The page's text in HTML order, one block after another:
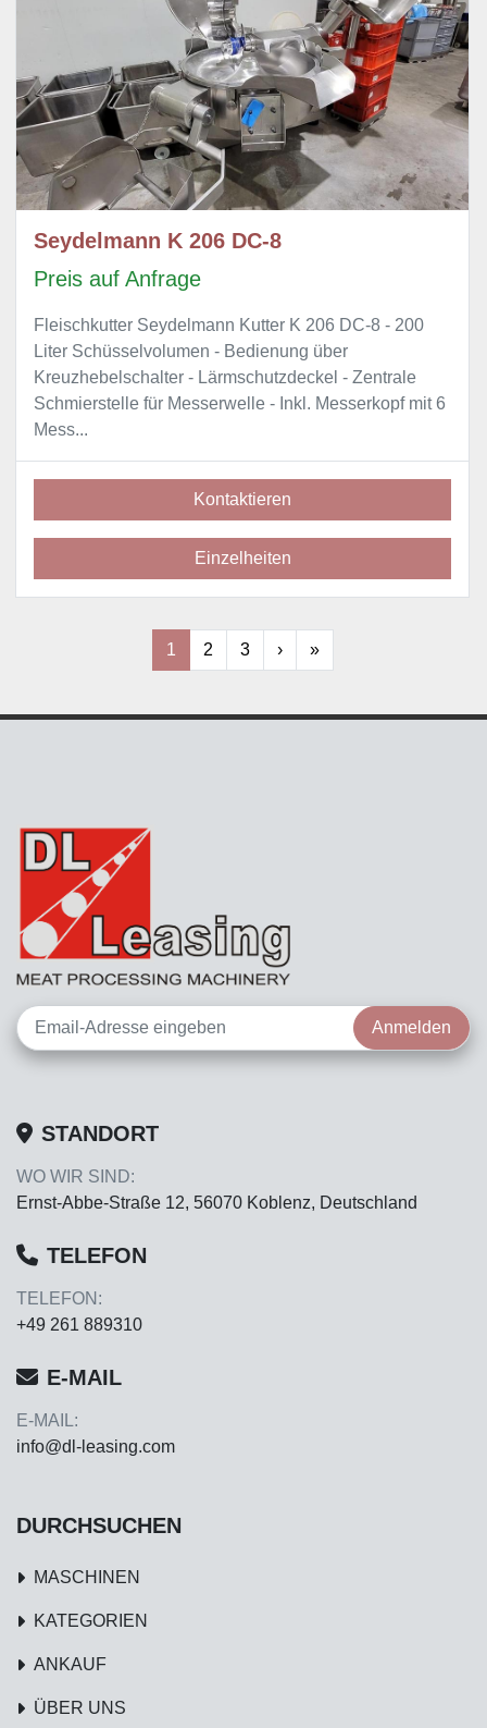
Seydelmann K 206 DC-8
Preis auf Anfrage
Fleischkutter Seydelmann Kutter K 206 DC-8 - 200
Liter Schüsselvolumen - Bedienung über
Kreuzhebelschalter - Lärmschutzdeckel - Zentrale
Schmierstelle für Messerwelle - Inkl. Messerkopf mit 6
Mess...
Kontaktieren
Einzelheiten
1 2 3 › »
Anmelden
STANDORT
WO WIR SIND:
Ernst-Abbe-Straße 12, 56070 Koblenz, Deutschland
TELEFON
TELEFON:
+49 261 889310
E-MAIL
E-MAIL:
info@dl-leasing.com
DURCHSUCHEN
MASCHINEN
KATEGORIEN
ANKAUF
ÜBER UNS